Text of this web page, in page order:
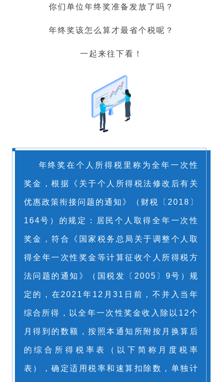
你们单位年终奖准备发放了吗？
年终奖该怎么算才最省个税呢？
一起来往下看！
年终奖在个人所得税里称为全年一次性
奖金，根据《关于个人所得税法修改后有关
优惠政策衔接问题的通知》（财税〔2018〕
164号）的规定：居民个人取得全年一次性
奖金，符合《国家税务总局关于调整个人取
得全年一次性奖金等计算征收个人所得税方
法问题的通知》（国税发〔2005〕9号）规
定的，在2021年12月31日前，不并入当年
综合所得，以全年一次性奖金收入除以12个
月得到的数额，按照本通知所附按月换算后
的综合所得税率表（以下简称月度税率
表），确定适用税率和速算扣除数，单独计